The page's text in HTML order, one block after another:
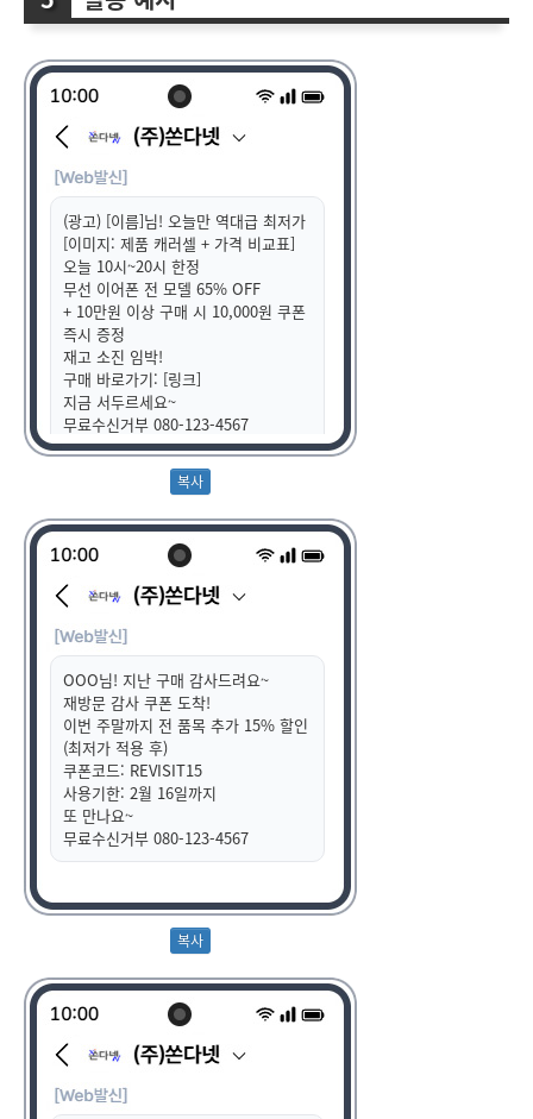
(광고) [이름]님! 오늘만 역대급 최저가
[이미지: 제품 캐러셀 + 가격 비교표]
오늘 10시~20시 한정
무선 이어폰 전 모델 65% OFF
+ 10만원 이상 구매 시 10,000원 쿠폰
즉시 증정
재고 소진 임박!
구매 바로가기: [링크]
지금 서두르세요~
무료수신거부 080-123-4567
OOO님! 지난 구매 감사드려요~
재방문 감사 쿠폰 도착!
이번 주말까지 전 품목 추가 15% 할인
(최저가 적용 후)
쿠폰코드: REVISIT15
사용기한: 2월 16일까지
또 만나요~
무료수신거부 080-123-4567